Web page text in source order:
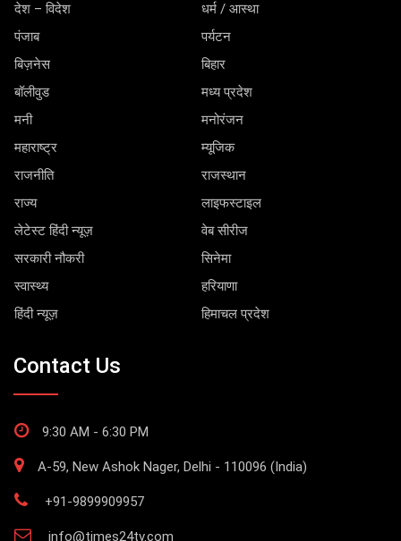
देश – विदेश
धर्म / आस्था
पंजाब
पर्यटन
बिज़नेस
बिहार
बॉलीवुड
मध्य प्रदेश
मनी
मनोरंजन
महाराष्ट्र
म्यूजिक
राजनीति
राजस्थान
राज्य
लाइफस्टाइल
लेटेस्ट हिंदी न्यूज़
वेब सीरीज
सरकारी नौकरी
सिनेमा
स्वास्थ्य
हरियाणा
हिंदी न्यूज़
हिमाचल प्रदेश
Contact Us
9:30 AM - 6:30 PM
A-59, New Ashok Nager, Delhi - 110096 (India)
+91-9899909957
info@times24tv.com